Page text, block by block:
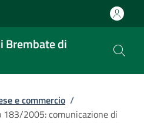
Brembate di
e commercio /
2005: comunicazione di